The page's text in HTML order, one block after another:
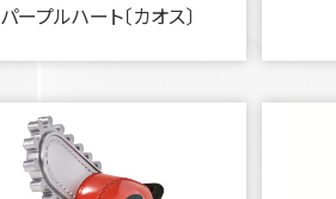
パープルハート〔カオス〕